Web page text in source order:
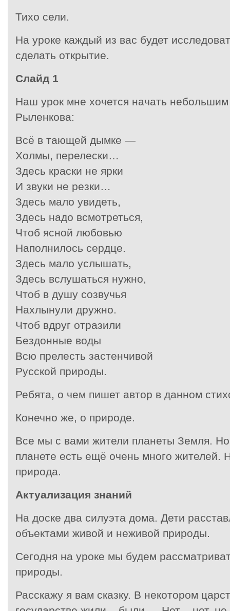
Тихо сели.
На уроке каждый из вас будет
сделать открытие.
Слайд 1
Наш урок мне хочется начать
Рыленкова:
Всё в тающей дымке —
Холмы, перелески…
Здесь краски не ярки
И звуки не резки…
Здесь мало увидеть,
Здесь надо всмотреться,
Чтоб ясной любовью
Наполнилось сердце.
Здесь мало услышать,
Здесь вслушаться нужно,
Чтоб в душу созвучья
Нахлынули дружно.
Чтоб вдруг отразили
Бездонные воды
Всю прелесть застенчивой
Русской природы.
Ребята, о чем пишет автор в данном
Конечно же, о природе.
Все мы с вами жители планеты Земля.
планете есть ещё очень много
природа.
Актуализация знаний
На доске два силуэта дома. Дети
объектами живой и неживой природы.
Сегодня на уроке мы будем
природы.
Расскажу я вам сказку. В некотором